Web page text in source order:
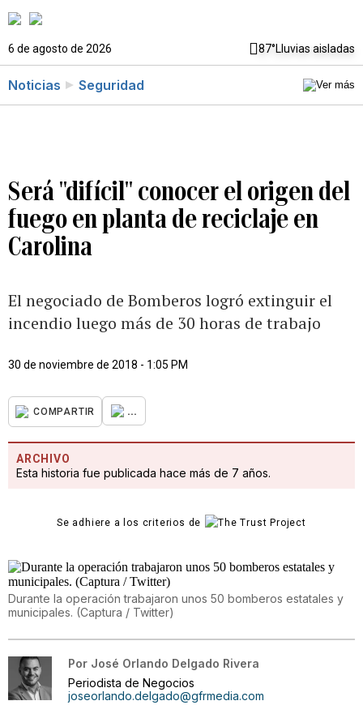
6 de agosto de 2026 87°Lluvias aisladas
Noticias Seguridad
Será "difícil" conocer el origen del
fuego en planta de reciclaje en
Carolina
El negociado de Bomberos logró extinguir el
incendio luego más de 30 horas de trabajo
30 de noviembre de 2018 - 1:05 PM
COMPARTIR ...
ARCHIVO
Esta historia fue publicada hace más de 7 años.
Se adhiere a los criterios de
Durante la operación trabajaron unos 50 bomberos estatales y
municipales. (Captura / Twitter)
Por José Orlando Delgado Rivera
Periodista de Negocios
joseorlando.delgado@gfrmedia.com